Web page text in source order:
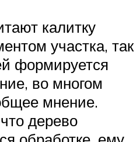
калитку
участка, так
формируется
во многом
мнение.
дерево